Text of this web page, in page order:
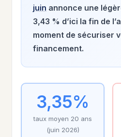
juin annonce une
3,43 % d’ici la fin de
moment de sécuriser
financement.
3,35%
taux moyen 20 ans
(juin 2026)